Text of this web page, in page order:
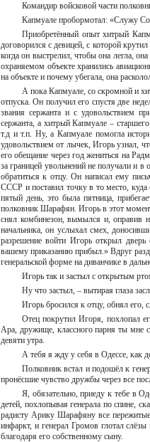
Командир войсковой части
Капмуале пробормотал: «Служу
Приобретённый опыт хитрый
договорился с девицей, с которой
когда он выстрелил, чтобы она легла,
охраняемом объекте хранились
на объекте и почему убегала, она
А пока Капмуале, со скромной и
отпуска. Он получил его спустя две
звания сержанта и с удовольствием
сержанта, а хитрый Капмуале –
т.д и т.п. Ну, а Капмуале помогла
удовольствием от лычек, Игорь узнал,
его обещание через год жениться на
за границей увольнений не получали и
обратиться к отцу. Он написал ему
СССР и поставил точку в то место,
пятый день, это была пятница,
полковник Шарафян. Игорь в этот
снял комбинезон, вымылся и, оправив
начальника, он услыхал смех,
разрешение войти Игорь открыл
вашему приказанию прибыл.» Вдруг
генеральской форме на диванчике в
Игорь так и застыл с открытым
Ну что застыл, – вытирая глаза
Игорь бросился к отцу, обнял
Отец покрутил Игоря, похлопал
Ара, дружище, классного парня ты мне
девяти утра.
А тебя я жду у себя в Одессе, как
Полковник встал и подошёл к
пронёсшие чувство дружбы через все
Я, обязательно, приеду к тебе в
детей, похлопывая генерала по спине,
радисту Арику Шарафяну все
инфаркт, и генерал Громов глотал
благодаря его собственному сыну.